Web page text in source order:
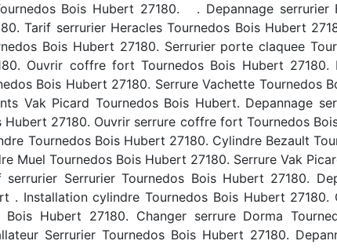
Bois Hubert 27180. . Depannage serrurier
Tarif serrurier Heracles Tournedos Bois Hubert
Bois Hubert 27180. Serrurier porte claquee
Ouvrir coffre fort Tournedos Bois Hubert 27180.
Bois Hubert 27180. Serrure Vachette Tournedos
Vak Picard Tournedos Bois Hubert. Depannage
Hubert 27180. Ouvrir serrure coffre fort Tournedos
Tournedos Bois Hubert 27180. Cylindre Bezault
Muel Tournedos Bois Hubert 27180. Serrure Vak
Serrurier Tournedos Bois Hubert 27180.
. Installation cylindre Tournedos Bois Hubert
Hubert 27180. Changer serrure Dorma
Serrurier Tournedos Bois Hubert 27180.